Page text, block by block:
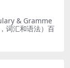
& Gramme
词汇和语法）百